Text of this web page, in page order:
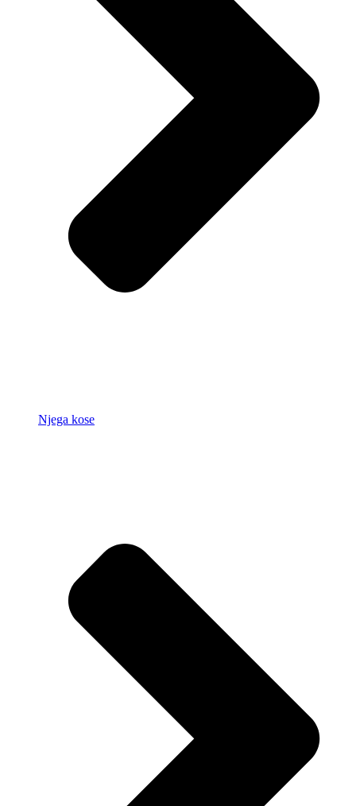
Njega kose